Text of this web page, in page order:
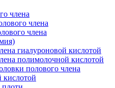
члена
члена
члена
гиалуроновой кислотой
полимолочной кислотой
полового члена
кислотой